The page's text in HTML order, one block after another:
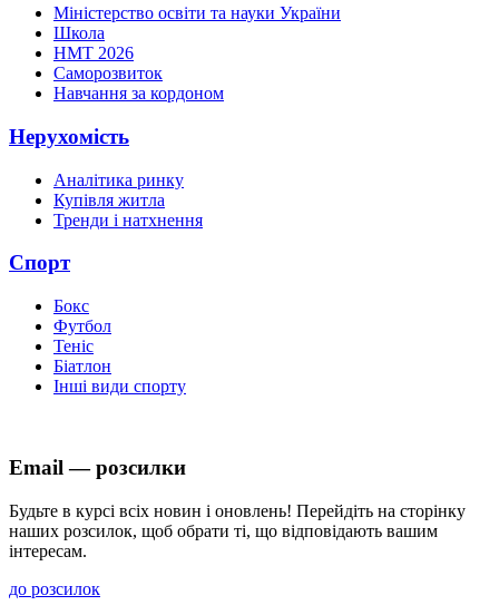
Міністерство освіти та науки України
Школа
НМТ 2026
Саморозвиток
Навчання за кордоном
Нерухомість
Аналітика ринку
Купівля житла
Тренди і натхнення
Спорт
Бокс
Футбол
Теніс
Біатлон
Інші види спорту
Email — розсилки
Будьте в курсі всіх новин і оновлень! Перейдіть на сторінку
наших розсилок, щоб обрати ті, що відповідають вашим
інтересам.
до розсилок